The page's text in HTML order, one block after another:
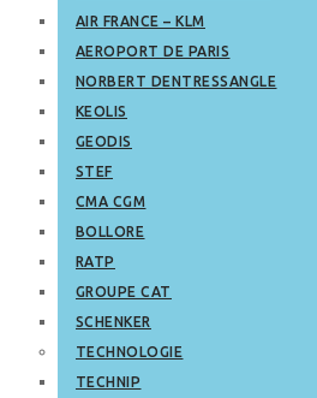
AIR FRANCE – KLM
AEROPORT DE PARIS
NORBERT DENTRESSANGLE
KEOLIS
GEODIS
STEF
CMA CGM
BOLLORE
RATP
GROUPE CAT
SCHENKER
TECHNOLOGIE
TECHNIP